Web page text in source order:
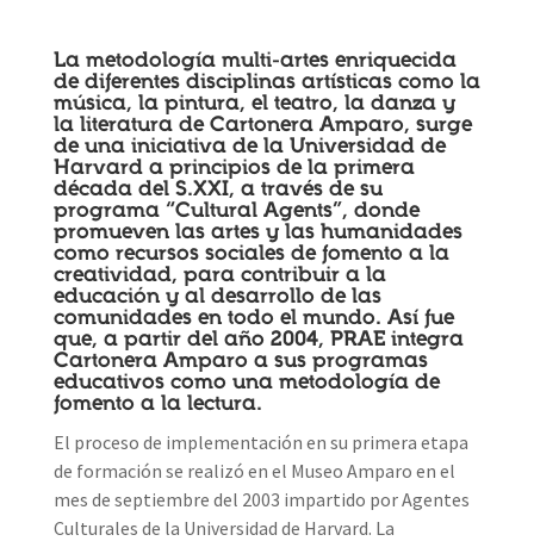
La metodología multi-artes enriquecida
de diferentes disciplinas artísticas como la
música, la pintura, el teatro, la danza y
la literatura de Cartonera Amparo, surge
de una iniciativa de la Universidad de
Harvard a principios de la primera
década del S.XXI, a través de su
programa “Cultural Agents”, donde
promueven las artes y las humanidades
como recursos sociales de fomento a la
creatividad, para contribuir a la
educación y al desarrollo de las
comunidades en todo el mundo. Así fue
que, a partir del año 2004, PRAE integra
Cartonera Amparo a sus programas
educativos como una metodología de
fomento a la lectura.
El proceso de implementación en su primera etapa
de formación se realizó en el Museo Amparo en el
mes de septiembre del 2003 impartido por Agentes
Culturales de la Universidad de Harvard. La